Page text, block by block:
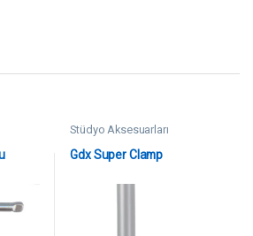
Stüdyo Aksesuarları
Gdx Super Clamp